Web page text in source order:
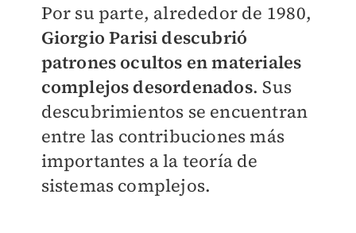
Por su parte, alrededor de 1980,
Giorgio Parisi descubrió
patrones ocultos en materiales
complejos desordenados. Sus
descubrimientos se encuentran
entre las contribuciones más
importantes a la teoría de
sistemas complejos.